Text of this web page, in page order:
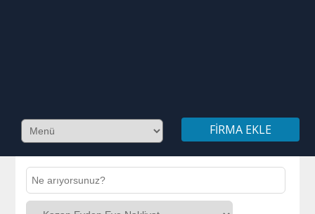
FIRMA EKLE